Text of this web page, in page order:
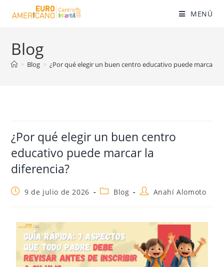
MENÚ
Blog
> Blog > ¿Por qué elegir un buen centro educativo puede marcar la
¿Por qué elegir un buen centro
educativo puede marcar la
diferencia?
9 de julio de 2026 Blog Anahí Alomoto